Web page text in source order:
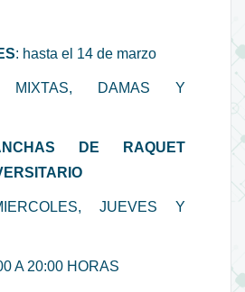
: hasta el 14 de marzo
DAMAS Y
DE RAQUET
JUEVES Y
A 20:00 HORAS